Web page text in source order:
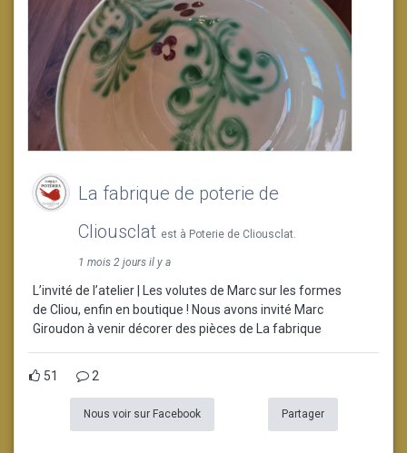
La fabrique de poterie de
Cliousclat est à Poterie de Cliousclat.
1 mois 2 jours il y a
L’invité de l’atelier | Les volutes de Marc sur les formes
de Cliou, enfin en boutique ! Nous avons invité Marc
Giroudon à venir décorer des pièces de La fabrique
51 2
Nous voir sur Facebook Partager